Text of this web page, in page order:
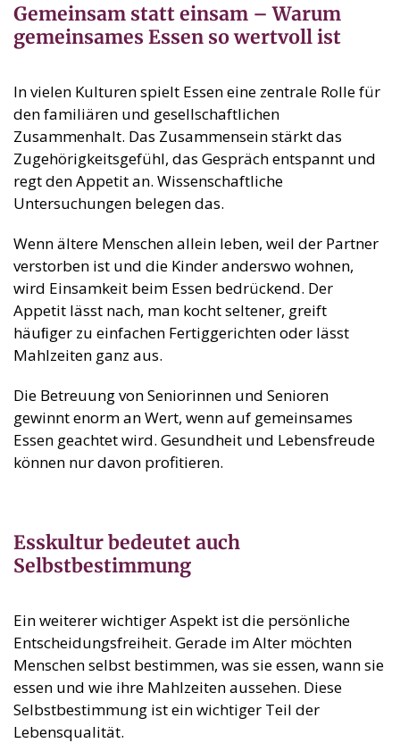
Gemeinsam statt einsam – Warum
gemeinsames Essen so wertvoll ist
In vielen Kulturen spielt Essen eine zentrale Rolle für
den familiären und gesellschaftlichen
Zusammenhalt. Das Zusammensein stärkt das
Zugehörigkeitsgefühl, das Gespräch entspannt und
regt den Appetit an. Wissenschaftliche
Untersuchungen belegen das.
Wenn ältere Menschen allein leben, weil der Partner
verstorben ist und die Kinder anderswo wohnen,
wird Einsamkeit beim Essen bedrückend. Der
Appetit lässt nach, man kocht seltener, greift
häuﬁger zu einfachen Fertiggerichten oder lässt
Mahlzeiten ganz aus.
Die Betreuung von Seniorinnen und Senioren
gewinnt enorm an Wert, wenn auf gemeinsames
Essen geachtet wird. Gesundheit und Lebensfreude
können nur davon profitieren.
Esskultur bedeutet auch
Selbstbestimmung
Ein weiterer wichtiger Aspekt ist die persönliche
Entscheidungsfreiheit. Gerade im Alter möchten
Menschen selbst bestimmen, was sie essen, wann sie
essen und wie ihre Mahlzeiten aussehen. Diese
Selbstbestimmung ist ein wichtiger Teil der
Lebensqualität.